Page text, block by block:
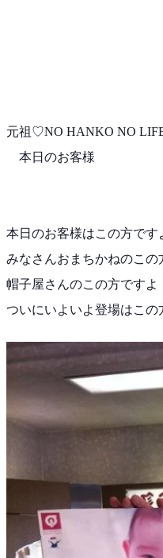
元祖♡NO HANKO NO
本日のお客様
本日のお客様はこの方です
みなさんおまちかねのこの
帽子屋さんのこの方ですよ
ついにいよいよ登場はこの